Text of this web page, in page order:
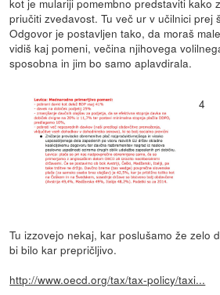
kot je mulariji pomembno predstaviti kako
priučiti zvedavost. Tu več ur v učilnici prej
Odgovor je postavljen tako, da moraš
vidiš kaj pomeni, večina njihovega
sposobna in jim bo samo aplavdirala.
4
Tu izzovejo nekaj, kar poslušamo že zelo
bi bilo kar prepričljivo.
http://www.oecd.org/tax/tax-policy/taxi...